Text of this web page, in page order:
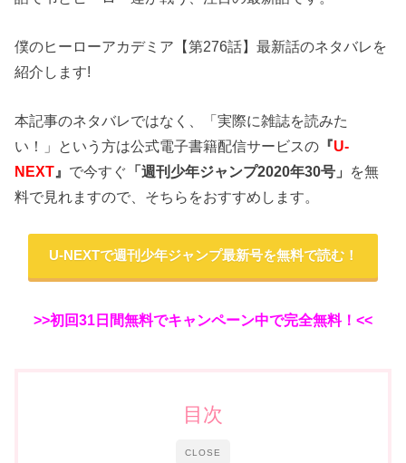
僕のヒーローアカデミア【第276話】最新話のネタバレを
紹介します!
本記事のネタバレではなく、「実際に雑誌を読みた
い！」という方は公式電子書籍配信サービスの 『U-
NEXT 』 で今すぐ 「週刊少年ジャンプ2020年30号」 を無
料で見れますので、そちらをおすすめします。
U-NEXTで週刊少年ジャンプ最新号を無料で読む！
>>初回31日間無料でキャンペーン中で完全無料！<<
CLOSE
目次